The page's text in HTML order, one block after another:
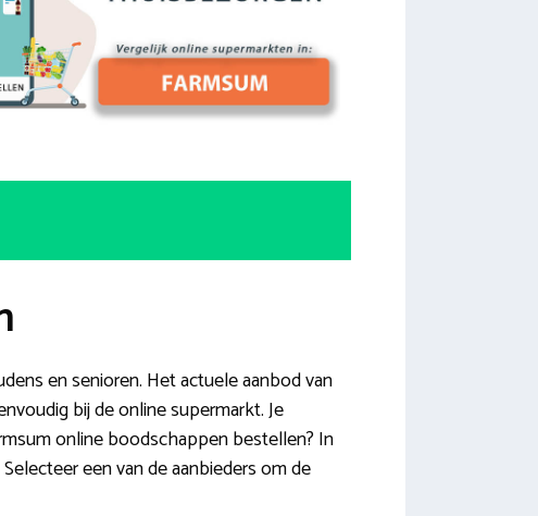
en senioren. Het actuele aanbod van
bij de online supermarkt. Je
online boodschappen bestellen? In
een van de aanbieders om de